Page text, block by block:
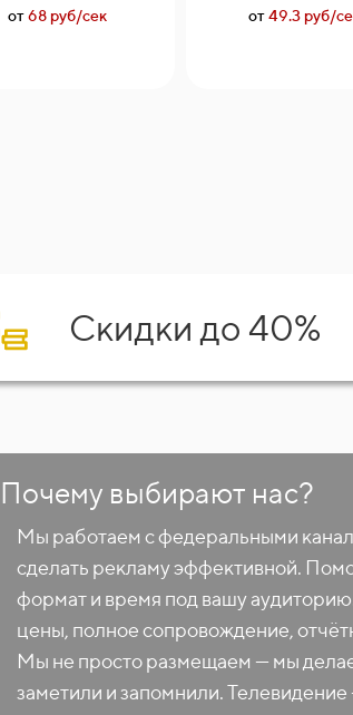
от68 руб/сек от49.3 руб/
Скидки до 40%
Почему выбирают нас?
Мы работаем с федеральными
сделать рекламу эффективной.
формат и время под вашу
цены, полное сопровождение,
Мы не просто размещаем — мы
заметили и запомнили.